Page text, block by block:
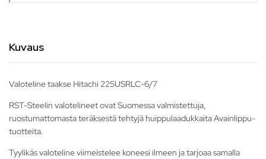
Kuvaus
Valoteline taakse Hitachi 225USRLC-6/7
RST-Steelin valotelineet ovat Suomessa valmistettuja,
ruostumattomasta teräksestä tehtyjä huippulaadukkaita Avainlippu-
tuotteita.
Tyylikäs valoteline viimeistelee koneesi ilmeen ja tarjoaa samalla